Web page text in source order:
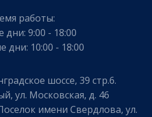
работы:
дни: 9:00 - 18:00
дни: 10:00 - 18:00
шоссе, 39 стр.6.
ул. Московская, д. 46
имени Свердлова, ул.